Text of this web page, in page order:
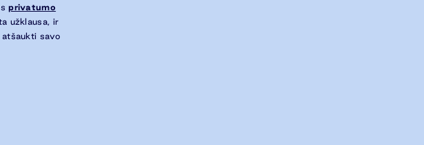
privatumo
užklausa, ir
savo